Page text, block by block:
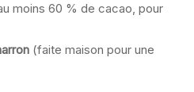
moins 60 % de cacao, pour
(faite maison pour une